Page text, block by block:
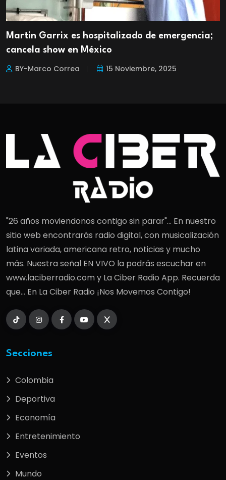
Martin Garrix es hospitalizado de emergencia;
cancela show en México
BY-Marco Correa 15 Noviembre, 2025
"26 años moviendonos contigo sin parar"... En nuestro
sitio web encontrarás radio digital, con musicalización
latina variada, americana retro, noticias y mucho
más. Nuestra señal EN VIVO la podrás escuchar en
www.laciberradio.com y La Ciber Radio App. Recuerda
que... En La Ciber Radio ¡Nos Movemos Contigo!
Secciones
Colombia
Deportiva
Economía
Entretenimiento
Eventos
Mundo